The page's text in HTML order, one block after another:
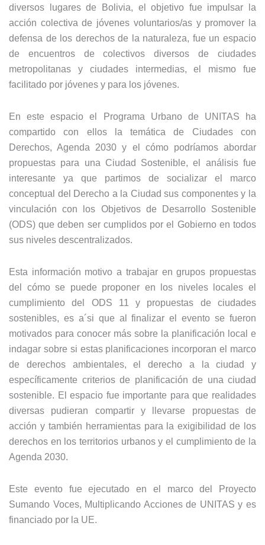
diversos lugares de Bolivia, el objetivo fue impulsar la
acción colectiva de jóvenes voluntarios/as y promover la
defensa de los derechos de la naturaleza, fue un espacio
de encuentros de colectivos diversos de ciudades
metropolitanas y ciudades intermedias, el mismo fue
facilitado por jóvenes y para los jóvenes.
En este espacio el Programa Urbano de UNITAS ha
compartido con ellos la temática de Ciudades con
Derechos, Agenda 2030 y el cómo podríamos abordar
propuestas para una Ciudad Sostenible, el análisis fue
interesante ya que partimos de socializar el marco
conceptual del Derecho a la Ciudad sus componentes y la
vinculación con los Objetivos de Desarrollo Sostenible
(ODS) que deben ser cumplidos por el Gobierno en todos
sus niveles descentralizados.
Esta información motivo a trabajar en grupos propuestas
del cómo se puede proponer en los niveles locales el
cumplimiento del ODS 11 y propuestas de ciudades
sostenibles, es a´si que al finalizar el evento se fueron
motivados para conocer más sobre la planificación local e
indagar sobre si estas planificaciones incorporan el marco
de derechos ambientales, el derecho a la ciudad y
específicamente criterios de planificación de una ciudad
sostenible. El espacio fue importante para que realidades
diversas pudieran compartir y llevarse propuestas de
acción y también herramientas para la exigibilidad de los
derechos en los territorios urbanos y el cumplimiento de la
Agenda 2030.
Este evento fue ejecutado en el marco del Proyecto
Sumando Voces, Multiplicando Acciones de UNITAS y es
financiado por la UE.